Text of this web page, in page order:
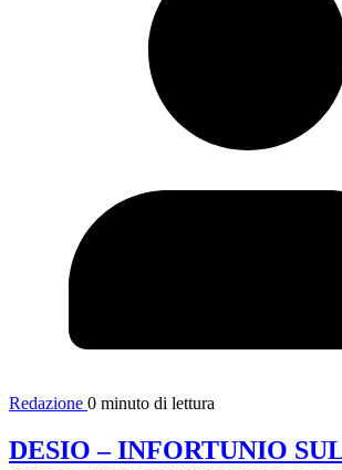
Redazione 0 minuto di lettura
DESIO – INFORTUNIO